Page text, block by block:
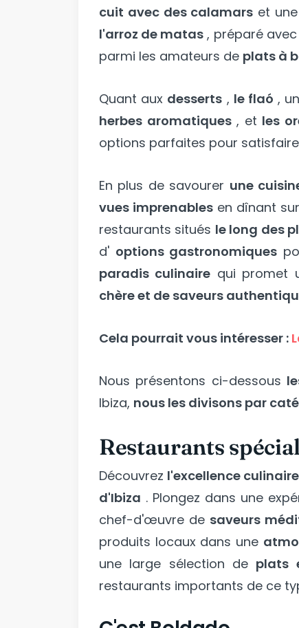
cuit avec des calamars et
l'arroz de matas , préparé
parmi les amateurs de plats à
Quant aux desserts , le flaó ,
herbes aromatiques, et les
options parfaites pour satisfaire
En plus de savourer une
vues imprenablesen dînant
restaurants situés le long des
d' options gastronomiques
paradis culinaire qui promet
chère et de saveurs
Cela pourrait vous intéresser :
Nous présentons ci-dessous
Ibiza, nous les divisons par
Restaurants
Découvrez l'excellence culinaire
d'Ibiza . Plongez dans une
chef-d'œuvre de saveurs
produits locaux dans une
une large sélection de plats
restaurants importants de ce